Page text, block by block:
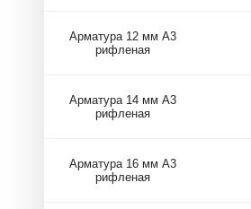
Арматура 12 мм А3
рифленая
Арматура 14 мм А3
рифленая
Арматура 16 мм А3
рифленая